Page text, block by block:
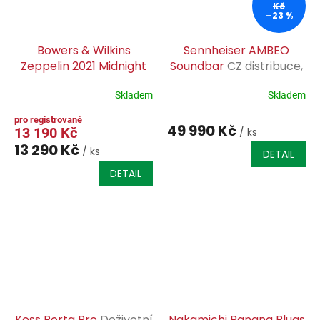
Bowers & Wilkins
Zeppelin 2021 Midnight
Skladem
13 190 Kč
13 290 Kč / ks
DETAIL
Kč
–23 %
Sennheiser AMBEO
SoundbarCZ distribuce,
Skladem
49 990 Kč / ks
DETAIL